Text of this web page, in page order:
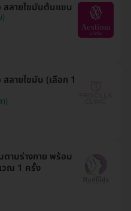
สลายไขมันต้นแขน
ลายไขมัน (เลือก 1
)
ามร่างกาย พร้อม
วณ 1 ครั้ง